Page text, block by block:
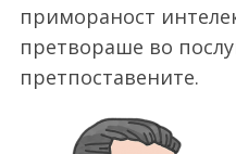
примораност
претвораше во
претпоставените.